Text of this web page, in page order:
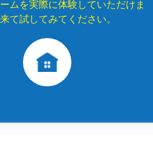
ムを実際に体験していただけま
て試してみてください。